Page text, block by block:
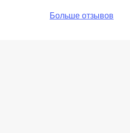
Больше отзывов